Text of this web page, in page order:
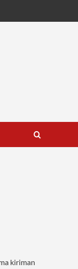
kiriman